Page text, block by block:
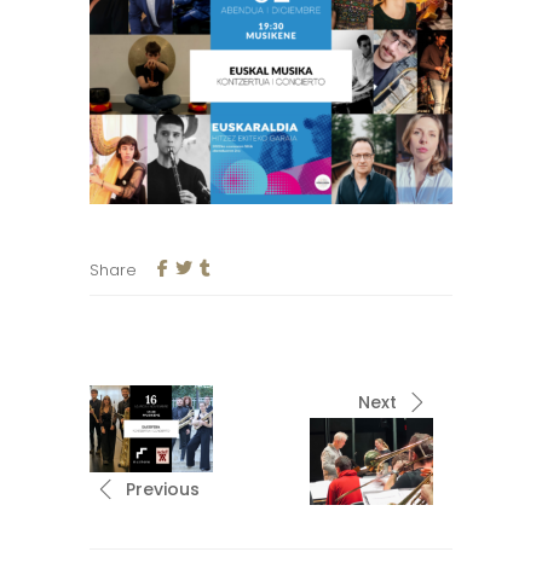
Share
Previous
Next